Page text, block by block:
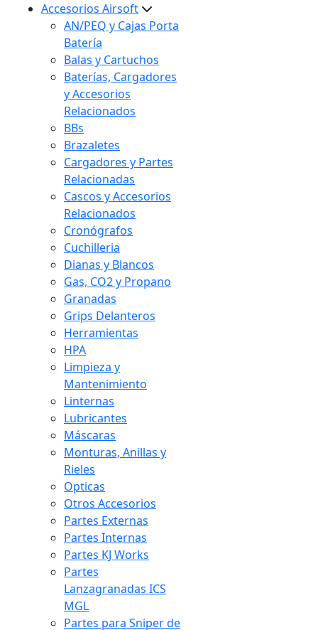
Accesorios Airsoft
AN/PEQ y Cajas Porta
Batería
Balas y Cartuchos
Baterías, Cargadores
y Accesorios
Relacionados
BBs
Brazaletes
Cargadores y Partes
Relacionadas
Cascos y Accesorios
Relacionados
Cronógrafos
Cuchilleria
Dianas y Blancos
Gas, CO2 y Propano
Granadas
Grips Delanteros
Herramientas
HPA
Limpieza y
Mantenimiento
Linternas
Lubricantes
Máscaras
Monturas, Anillas y
Rieles
Opticas
Otros Accesorios
Partes Externas
Partes Internas
Partes KJ Works
Partes
Lanzagranadas ICS
MGL
Partes para Sniper de